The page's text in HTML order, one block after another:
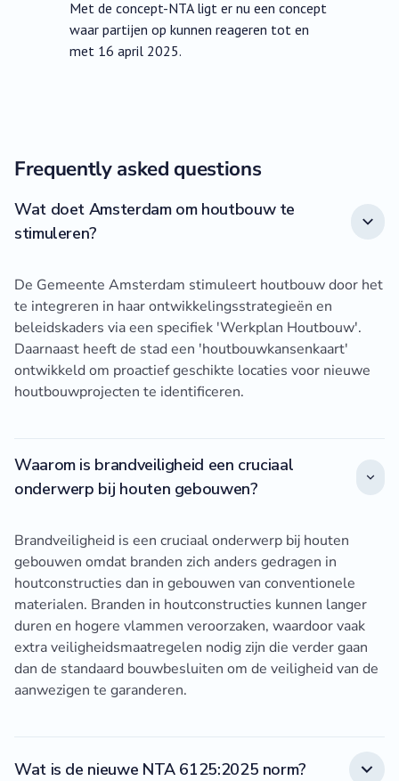
Met de concept-NTA ligt er nu een concept
waar partijen op kunnen reageren tot en
met 16 april 2025.
Frequently asked questions
Wat doet Amsterdam om houtbouw te
stimuleren?
De Gemeente Amsterdam stimuleert houtbouw door het
te integreren in haar ontwikkelingsstrategieën en
beleidskaders via een specifiek 'Werkplan Houtbouw'.
Daarnaast heeft de stad een 'houtbouwkansenkaart'
ontwikkeld om proactief geschikte locaties voor nieuwe
houtbouwprojecten te identificeren.
Waarom is brandveiligheid een cruciaal
onderwerp bij houten gebouwen?
Brandveiligheid is een cruciaal onderwerp bij houten
gebouwen omdat branden zich anders gedragen in
houtconstructies dan in gebouwen van conventionele
materialen. Branden in houtconstructies kunnen langer
duren en hogere vlammen veroorzaken, waardoor vaak
extra veiligheidsmaatregelen nodig zijn die verder gaan
dan de standaard bouwbesluiten om de veiligheid van de
aanwezigen te garanderen.
Wat is de nieuwe NTA 6125:2025 norm?